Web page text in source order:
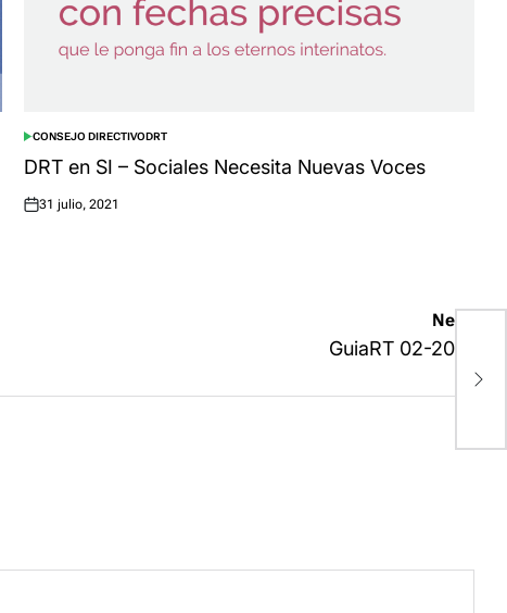
POSTED
IN
CONSEJO DIRECTIVODRT
DRT en SI – Sociales Necesita Nuevas Voces
Posted
31 julio, 2021
Next:
GuiaRT 02-2013